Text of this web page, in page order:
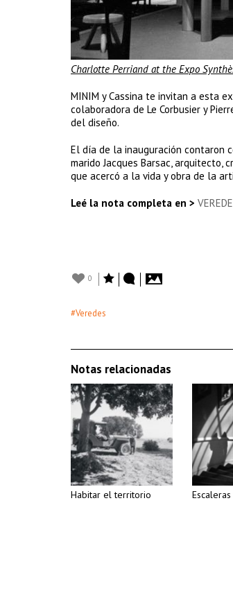
Charlotte Perriand at the Expo
MINIM y Cassina te invitan a esta
colaboradora de Le Corbusier y
del diseño.
El día de la inauguración contaron
marido Jacques Barsac, arquitecto,
que acercó a la vida y obra de la
Leé la nota completa en >
0
#Veredes
Notas relacionadas
Habitar el territorio Escaleras